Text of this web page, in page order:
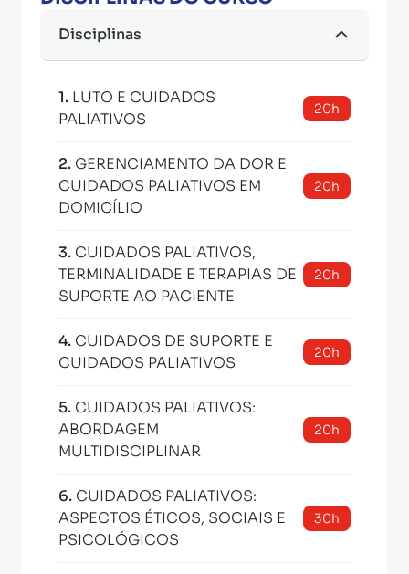
Disciplinas
1. LUTO E CUIDADOS
PALIATIVOS
20h
2. GERENCIAMENTO DA DOR E
CUIDADOS PALIATIVOS EM
DOMICÍLIO
20h
3. CUIDADOS PALIATIVOS,
TERMINALIDADE E TERAPIAS DE
SUPORTE AO PACIENTE
20h
4. CUIDADOS DE SUPORTE E
CUIDADOS PALIATIVOS
20h
5. CUIDADOS PALIATIVOS:
ABORDAGEM
MULTIDISCIPLINAR
20h
6. CUIDADOS PALIATIVOS:
ASPECTOS ÉTICOS, SOCIAIS E
PSICOLÓGICOS
30h